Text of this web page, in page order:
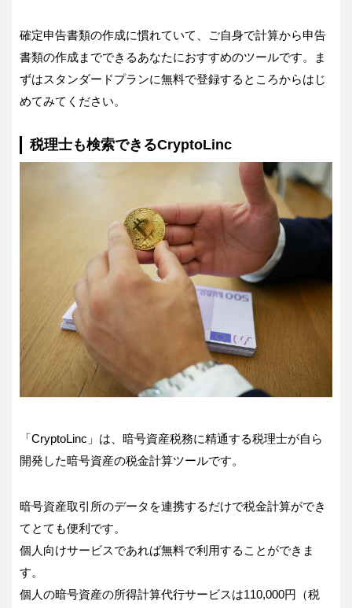
確定申告書類の作成に慣れていて、ご自身で計算から申告
書類の作成までできるあなたにおすすめのツールです。ま
ずはスタンダードプランに無料で登録するところからはじ
めてみてください。
税理士も検索できるCryptoLinc
「CryptoLinc」は、暗号資産税務に精通する税理士が自ら
開発した暗号資産の税金計算ツールです。
暗号資産取引所のデータを連携するだけで税金計算ができ
てとても便利です。
個人向けサービスであれば無料で利用することができま
す。
個人の暗号資産の所得計算代行サービスは110,000円（税